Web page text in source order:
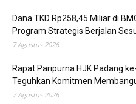
Dana TKD Rp258,45 Miliar di
Program Strategis Berjalan
7 Agustus 2026
Rapat Paripurna HJK Padang
Teguhkan Komitmen
7 Agustus 2026